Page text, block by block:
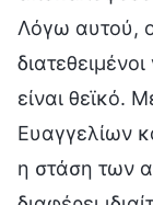
Λόγω αυτού,
είναι θεϊκό.
Ευαγγελίων
η στάση των